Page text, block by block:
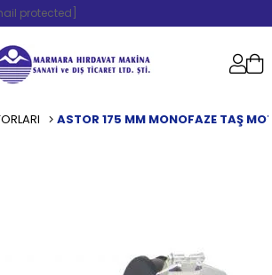
protected]
ASTOR 175 MM MONOFAZE TAŞ